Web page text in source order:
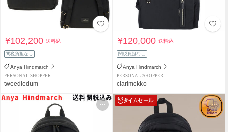
¥102,200送料込
関税負担なし
Anya Hindmarch
PERSONAL SHOPPER
tweedledum
¥120,000送料込
関税負担なし
Anya Hindmarch
PERSONAL SHOPPER
clarimekko
タイムセール